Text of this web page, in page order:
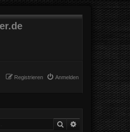
Anmelden
Registrieren
Suche Erweiterte Suche